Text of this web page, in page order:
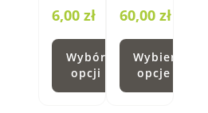
6,00 zł
Wybór
opcji
60,00 zł
cen:
od
45,00 zł
do
Wybierz
opcje